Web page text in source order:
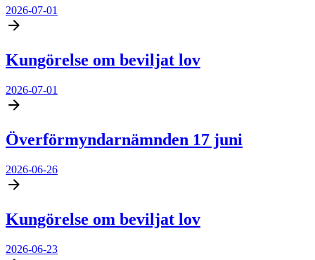
2026-07-01
Kungörelse om beviljat lov
2026-07-01
Överförmyndarnämnden 17 juni
2026-06-26
Kungörelse om beviljat lov
2026-06-23